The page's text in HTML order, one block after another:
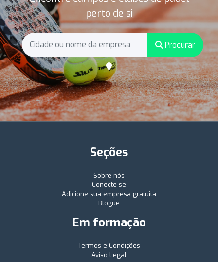
perto de si
Procurar
Seções
Sobre nós
Conecte-se
Adicione sua empresa gratuita
Blogue
Em formação
Termos e Condições
Aviso Legal